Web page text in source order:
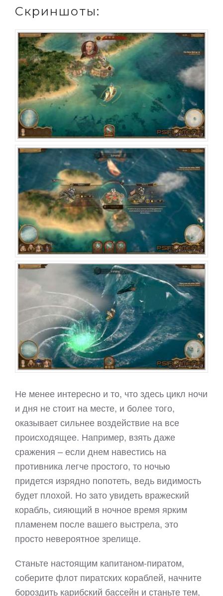
Скриншоты:
Не менее интересно и то, что здесь цикл ночи
и дня не стоит на месте, и более того,
оказывает сильнее воздействие на все
происходящее. Например, взять даже
сражения – если днем навестись на
противника легче простого, то ночью
придется изрядно попотеть, ведь видимость
будет плохой. Но зато увидеть вражеский
корабль, сияющий в ночное время ярким
пламенем после вашего выстрела, это
просто невероятное зрелище.
Станьте настоящим капитаном-пиратом,
соберите флот пиратских кораблей, начните
бороздить карибский бассейн и станьте тем,